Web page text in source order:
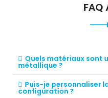
FAQ
Quels matériaux sont
métallique ?
Puis-je personnaliser
configuration ?